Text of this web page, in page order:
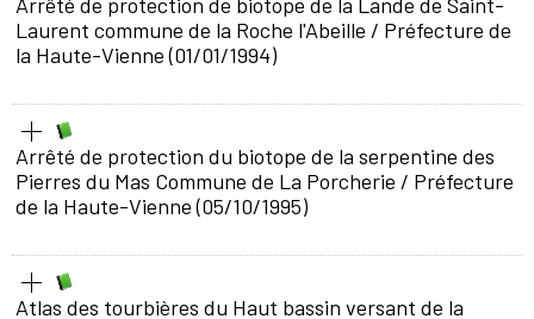
Laurent commune de la Roche l'Abeille / Préfecture de
la Haute-Vienne (01/01/1994)
Arrêté de protection du biotope de la serpentine des
Pierres du Mas Commune de La Porcherie / Préfecture
de la Haute-Vienne (05/10/1995)
Atlas des tourbières du Haut bassin versant de la